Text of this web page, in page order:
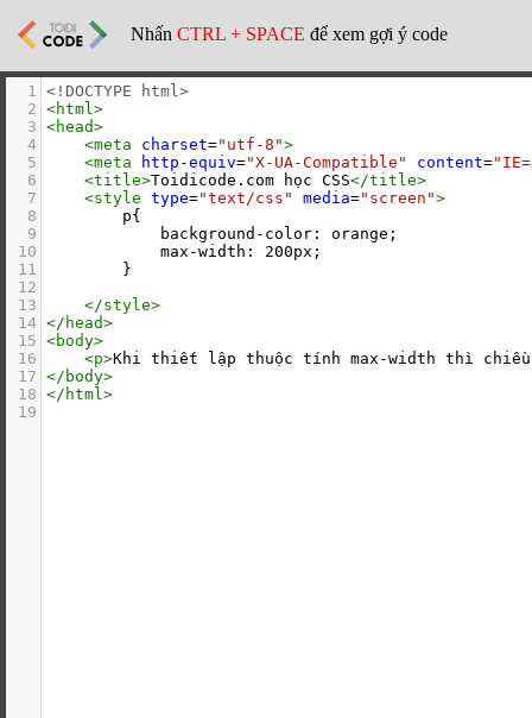
Nhấn CTRL + SPACE để xem gợi ý code
1 <!DOCTYPE html>
2 <html>
3 <head>
4
<meta charset="utf-8">
5
<meta http-equiv="X-UA-Compatible" content=
6
<title>Toidicode.com học CSS</title>
7
<style type="text/css" media="screen">
8
        p{
9
            background-color: orange;
10
            max-width: 200px;
11
        }
12
13
</style>
14 </ head>
15 <body>
16
<p>Khi thiết lập thuộc tính max-width thì chiều
17 </ body>
18 </ html>
19